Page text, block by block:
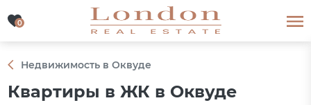
0
0
Недвижимость в Оквуде
Квартиры в ЖК в Оквуде